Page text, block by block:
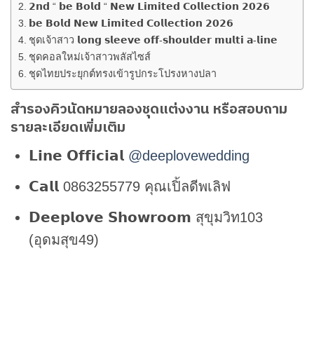
𝟮𝗻𝗱 “ 𝗯𝗲 𝗕𝗼𝗹𝗱 “ 𝗡𝗲𝘄 𝗟𝗶𝗺𝗶𝘁𝗲𝗱 𝗖𝗼𝗹𝗹𝗲𝗰𝘁𝗶𝗼𝗻 𝟮𝟬𝟮𝟲
𝗯𝗲 𝗕𝗼𝗹𝗱 𝗡𝗲𝘄 𝗟𝗶𝗺𝗶𝘁𝗲𝗱 𝗖𝗼𝗹𝗹𝗲𝗰𝘁𝗶𝗼𝗻 𝟮𝟬𝟮𝟲
ชุดเจ้าสาว 𝗹𝗼𝗻𝗴 𝘀𝗹𝗲𝗲𝘃𝗲 𝗼𝗳𝗳-𝘀𝗵𝗼𝘂𝗹𝗱𝗲𝗿 𝗺𝘂𝗹𝘁𝗶 𝗮-𝗹𝗶𝗻𝗲
ชุดคอลใหม่เจ้าสาวพลัสไซส์
ชุดไทยประยุกต์ทรงเข้ารูปกระโปรงหางปลา
สำรองคิวนัดหมายลองชุดแต่งงาน หรือสอบถาม
รายละเอียดเพิ่มเติม
𝗟𝗶𝗻𝗲 𝗢𝗳𝗳𝗶𝗰𝗶𝗮𝗹 @deeplovewedding
𝗖𝗮𝗹𝗹 0863255779 คุณเปิ้ลดีพเลิฟ
𝗗𝗲𝗲𝗽𝗹𝗼𝘃𝗲 𝗦𝗵𝗼𝘄𝗿𝗼𝗼𝗺 สุขุมวิท103
(อุดมสุข49)